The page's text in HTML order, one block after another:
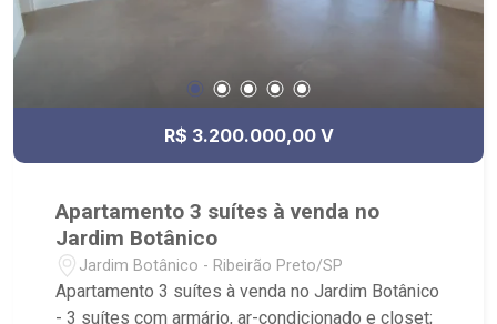
R$ 3.200.000,00 V
Apartamento 3 suítes à venda no
Jardim Botânico
Jardim Botânico - Ribeirão Preto/SP
Apartamento 3 suítes à venda no Jardim Botânico
- 3 suítes com armário, ar-condicionado e closet;